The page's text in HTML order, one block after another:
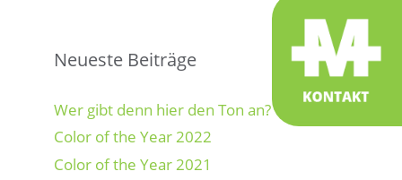
Neueste Beiträge
Wer gibt denn hier den Ton an?
Color of the Year 2022
Color of the Year 2021